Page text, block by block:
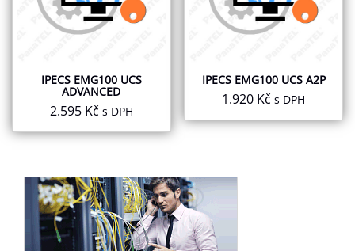
IPECS EMG100 UCS
ADVANCED
2.595 Kč s DPH
IPECS EMG100 UCS A2P
1.920 Kč s DPH